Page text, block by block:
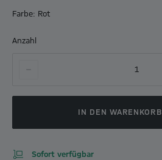
Farbe: Rot
Anzahl
1
IN DEN WARENKORB
Sofort verfügbar